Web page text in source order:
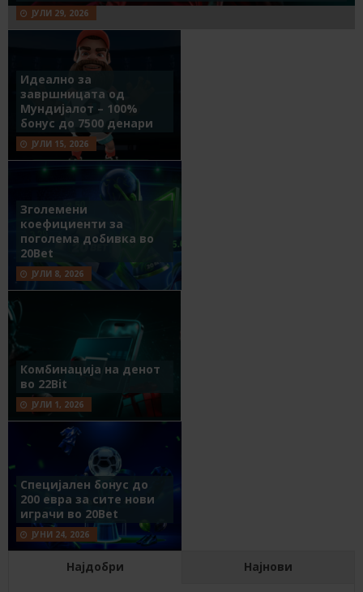
ЈУЛИ 29, 2026
Идеално за
завршницата од
Мундијалот – 100%
бонус до 7500 денари
ЈУЛИ 15, 2026
Зголемени
коефициенти за
поголема добивка во
20Bet
ЈУЛИ 8, 2026
Комбинација на денот
во 22Bit
ЈУЛИ 1, 2026
Специјален бонус до
200 евра за сите нови
играчи во 20Bet
ЈУНИ 24, 2026
Најдобри Најнови